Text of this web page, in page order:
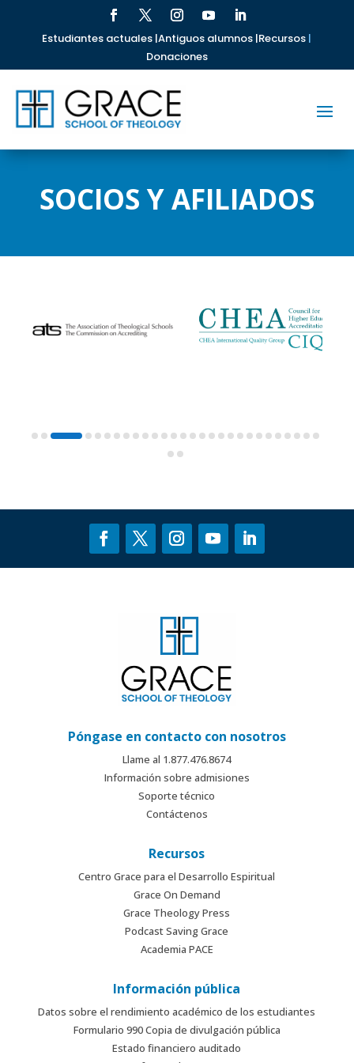
Estudiantes actuales |Antiguos alumnos |Recursos |
Donaciones
SOCIOS Y AFILIADOS
Póngase en contacto con nosotros
Llame al 1.877.476.8674
Información sobre admisiones
Soporte técnico
Contáctenos
Recursos
Centro Grace para el Desarrollo Espiritual
Grace On Demand
Grace Theology Press
Podcast Saving Grace
Academia PACE
Información pública
Datos sobre el rendimiento académico de los estudiantes
Formulario 990 Copia de divulgación pública
Estado financiero auditado